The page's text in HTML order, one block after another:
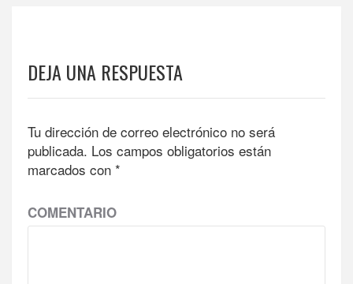
DEJA UNA RESPUESTA
Tu dirección de correo electrónico no será
publicada. Los campos obligatorios están
marcados con *
COMENTARIO